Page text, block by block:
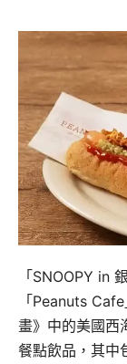
「SNOOPY in
「Peanuts
畫》中的美國西
餐點飲品，其中